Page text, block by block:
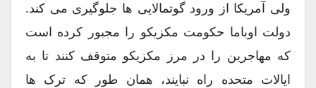
ولی آمریکا از ورود گوتمالایی ها جلوگیری می کند.
دولت اوباما حکومت مکزیکو را مجبور کرده است
که مهاجرین را در مرز مکزیکو متوقف کنند تا به
ایالات متحده راه نبایند، همان طور که ترک ها